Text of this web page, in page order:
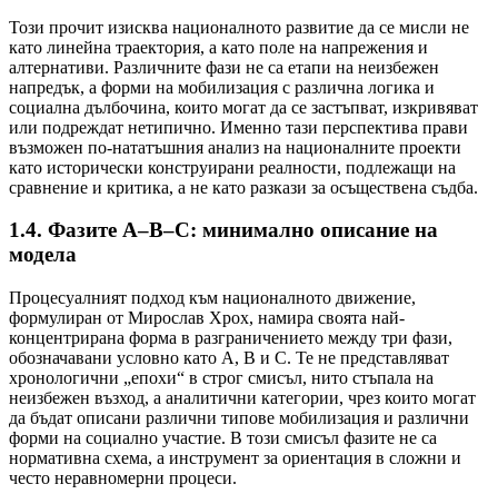
Този прочит изисква националното развитие да се мисли не
като линейна траектория, а като поле на напрежения и
алтернативи. Различните фази не са етапи на неизбежен
напредък, а форми на мобилизация с различна логика и
социална дълбочина, които могат да се застъпват, изкривяват
или подреждат нетипично. Именно тази перспектива прави
възможен по-нататъшния анализ на националните проекти
като исторически конструирани реалности, подлежащи на
сравнение и критика, а не като разкази за осъществена съдба.
1.4. Фазите A–B–C: минимално описание на
модела
Процесуалният подход към националното движение,
формулиран от Мирослав Хрох, намира своята най-
концентрирана форма в разграничението между три фази,
обозначавани условно като A, B и C. Те не представляват
хронологични „епохи“ в строг смисъл, нито стъпала на
неизбежен възход, а аналитични категории, чрез които могат
да бъдат описани различни типове мобилизация и различни
форми на социално участие. В този смисъл фазите не са
нормативна схема, а инструмент за ориентация в сложни и
често неравномерни процеси.